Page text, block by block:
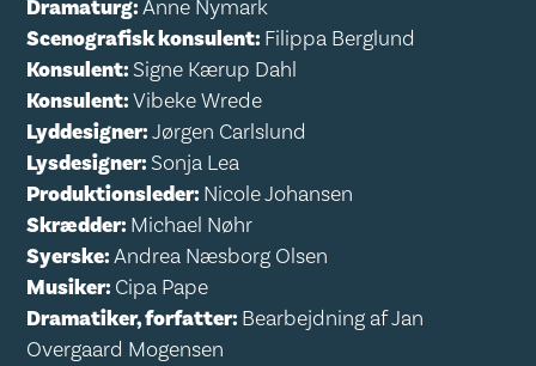
Dramaturg:Anne Nymark
Scenografisk konsulent: Filippa Berglund
Konsulent:Signe Kærup Dahl
Konsulent:Vibeke Wrede
Lyddesigner:Jørgen Carlslund
Lysdesigner:Sonja Lea
Produktionsleder: Nicole Johansen
Skrædder: Michael Nøhr
Syerske:Andrea Næsborg Olsen
Musiker: Cipa Pape
Dramatiker, forfatter: Bearbejdning af Jan
Overgaard Mogensen